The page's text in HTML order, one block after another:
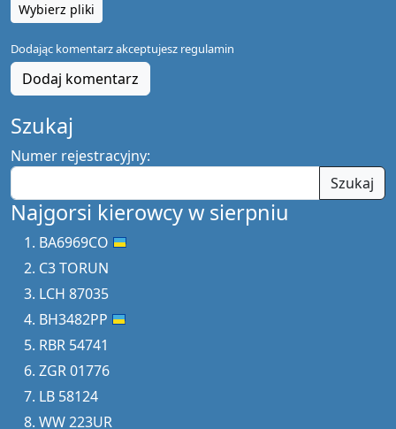
Wybierz pliki
Dodając komentarz akceptujesz regulamin
Dodaj komentarz
Szukaj
Numer rejestracyjny:
Szukaj
Najgorsi kierowcy w sierpniu
BA6969CO
C3 TORUN
LCH 87035
BH3482PP
RBR 54741
ZGR 01776
LB 58124
WW 223UR